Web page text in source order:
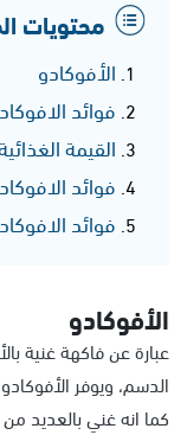
محتويات
الأفوكادو
فوائد
القيمة
فوائد
فوائد
الأفوكادو
عبارة عن فاكهة غنية
الدسم، ويوفر
كما انه غني بالعديد